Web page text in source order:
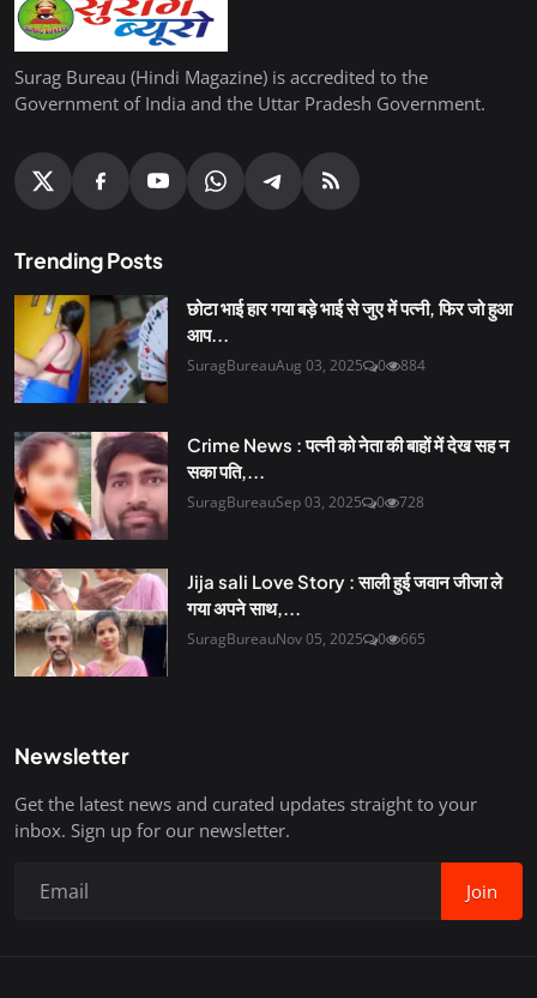
Surag Bureau (Hindi Magazine) is accredited to the
Government of India and the Uttar Pradesh Government.
Trending Posts
छोटा भाई हार गया बड़े भाई से जुए में पत्नी, फिर जो हुआ
आप...
SuragBureauAug 03, 2025 0 884
Crime News : पत्नी को नेता की बाहों में देख सह न
सका पति,...
SuragBureauSep 03, 2025 0 728
Jija sali Love Story : साली हुई जवान जीजा ले
गया अपने साथ,...
SuragBureauNov 05, 2025 0 665
Newsletter
Get the latest news and curated updates straight to your
inbox. Sign up for our newsletter.
Join